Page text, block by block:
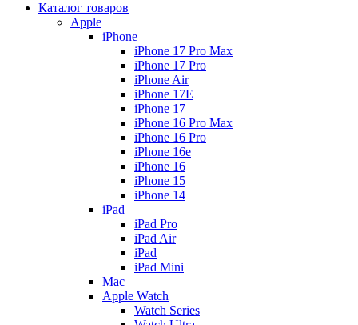
Каталог товаров
Apple
iPhone
iPhone 17 Pro Max
iPhone 17 Pro
iPhone Air
iPhone 17E
iPhone 17
iPhone 16 Pro Max
iPhone 16 Pro
iPhone 16e
iPhone 16
iPhone 15
iPhone 14
iPad
iPad Pro
iPad Air
iPad
iPad Mini
Mac
Apple Watch
Watch Series